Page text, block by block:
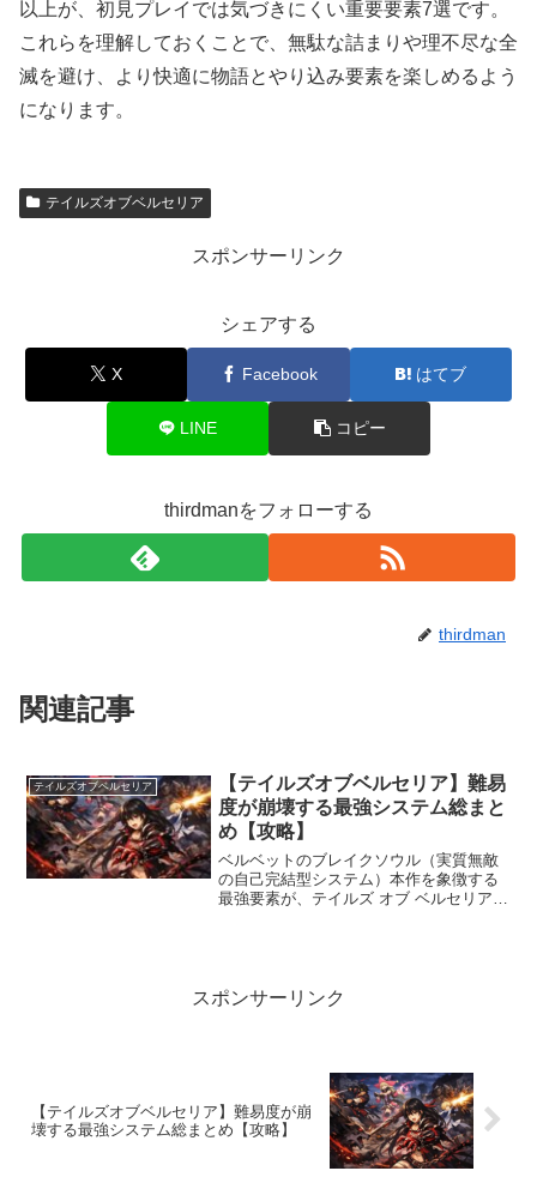
以上が、初見プレイでは気づきにくい重要要素7選です。
これらを理解しておくことで、無駄な詰まりや理不尽な全
滅を避け、より快適に物語とやり込み要素を楽しめるよう
になります。
テイルズオブベルセリア
スポンサーリンク
シェアする
X Facebook はてブ
LINE コピー
thirdmanをフォローする
thirdman
関連記事
テイルズオブベルセリア
【テイルズオブベルセリア】難易
度が崩壊する最強システム総まと
め【攻略】
ベルベットのブレイクソウル（実質無敵
の自己完結型システム）本作を象徴する
最強要素が、テイルズ オブ ベルセリアの
スポンサーリンク
【テイルズオブベルセリア】難易度が崩
壊する最強システム総まとめ【攻略】